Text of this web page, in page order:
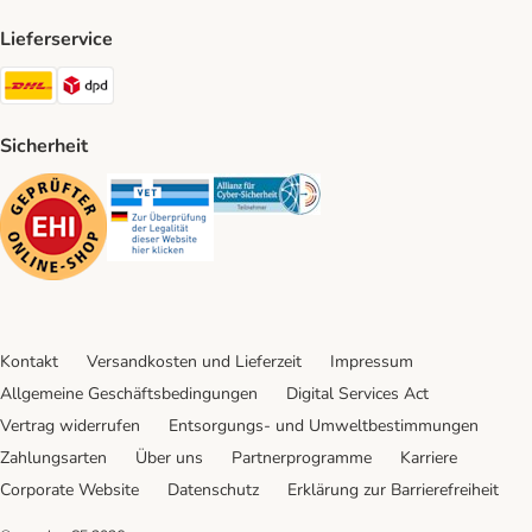
Lieferservice
DHL Shipping Method
Sicherheit
Security Security Security
Kontakt Versandkosten und Lieferzeit
Impressum
Allgemeine Geschäftsbedingungen
Digital Services Act
Vertrag widerrufen
Entsorgungs- und Umweltbestimmungen
Zahlungsarten
Über uns Partnerprogramme
Karriere
Corporate Website
Datenschutz Erklärung zur Barrierefreiheit